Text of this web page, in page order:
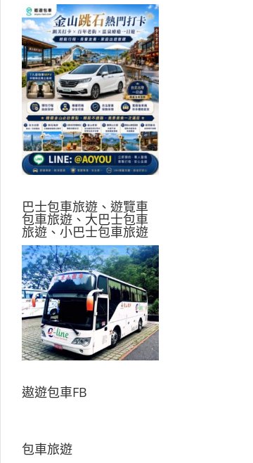
巴士包車旅遊、遊覽車
包車旅遊、大巴士包車
旅遊、小巴士包車旅遊
遨遊包車FB
包車旅遊